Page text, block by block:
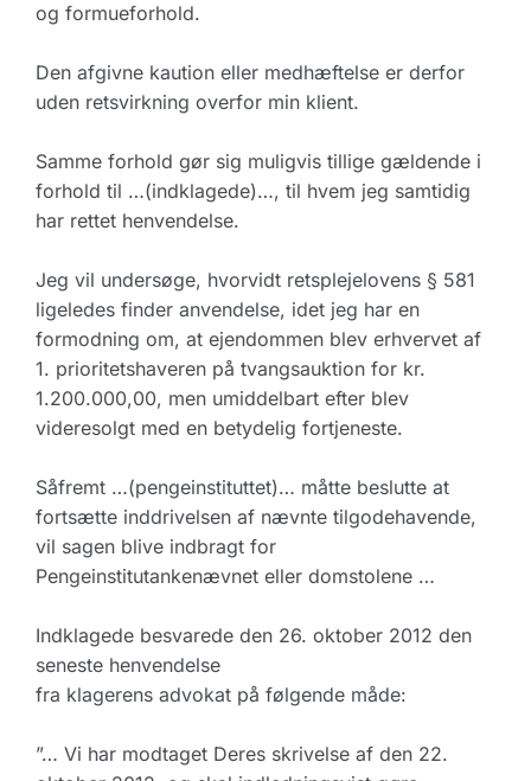
og formueforhold.
Den afgivne kaution eller medhæftelse er derfor
uden retsvirkning overfor min klient.
Samme forhold gør sig muligvis tillige gældende i
forhold til …(indklagede)…, til hvem jeg samtidig
har rettet henvendelse.
Jeg vil undersøge, hvorvidt retsplejelovens § 581
ligeledes finder anvendelse, idet jeg har en
formodning om, at ejendommen blev erhvervet af
1. prioritetshaveren på tvangsauktion for kr.
1.200.000,00, men umiddelbart efter blev
videresolgt med en betydelig fortjeneste.
Såfremt …(pengeinstituttet)… måtte beslutte at
fortsætte inddrivelsen af nævnte tilgodehavende,
vil sagen blive indbragt for
Pengeinstitutankenævnet eller domstolene …
Indklagede besvarede den 26. oktober 2012 den
seneste henvendelse
fra klagerens advokat på følgende måde:
”… Vi har modtaget Deres skrivelse af den 22.